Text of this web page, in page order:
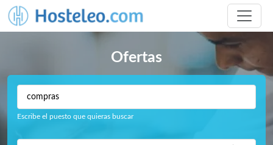
Ofertas
Escribe el puesto que quieras buscar